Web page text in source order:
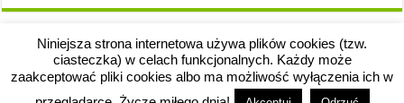
Niniejsza strona internetowa używa plików cookies (tzw.
ciasteczka) w celach funkcjonalnych. Każdy może
zaakceptować pliki cookies albo ma możliwość wyłączenia ich w